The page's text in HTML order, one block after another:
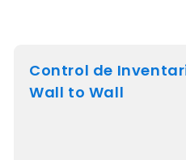
Control de
Wall to Wall